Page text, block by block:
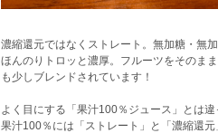
濃縮還元ではなくストレート。無加糖・無
ほんのりトロッと濃厚。フルーツをそのま
も少しブレンドされています！
よく目にする「果汁100％ジュース」とは違
果汁100％には「ストレート」と「濃縮還